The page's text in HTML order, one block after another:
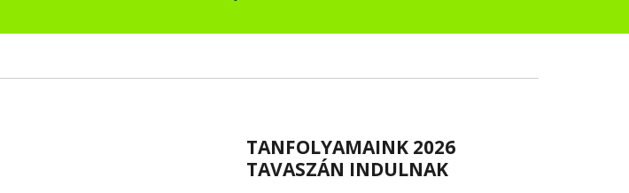
TANFOLYAMAINK 2026
TAVASZÁN INDULNAK